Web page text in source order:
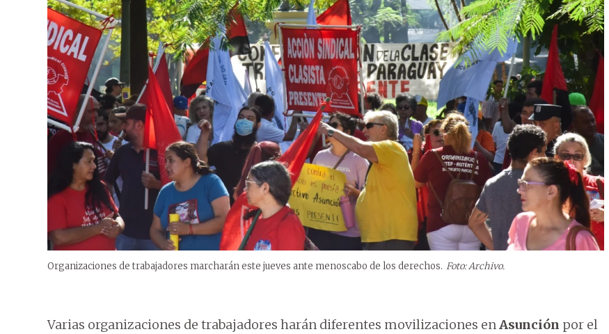
Organizaciones de trabajadores marcharán este jueves ante menoscabo de los derechos. Foto: Archivo.
Varias organizaciones de trabajadores harán diferentes movilizaciones enAsunción por el